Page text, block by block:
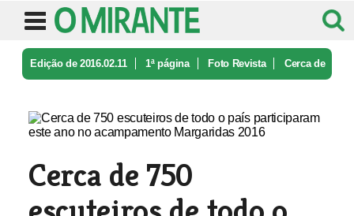
Edição de 2016.02.11 1ª página Foto Revista Cerca de
Cerca de 750